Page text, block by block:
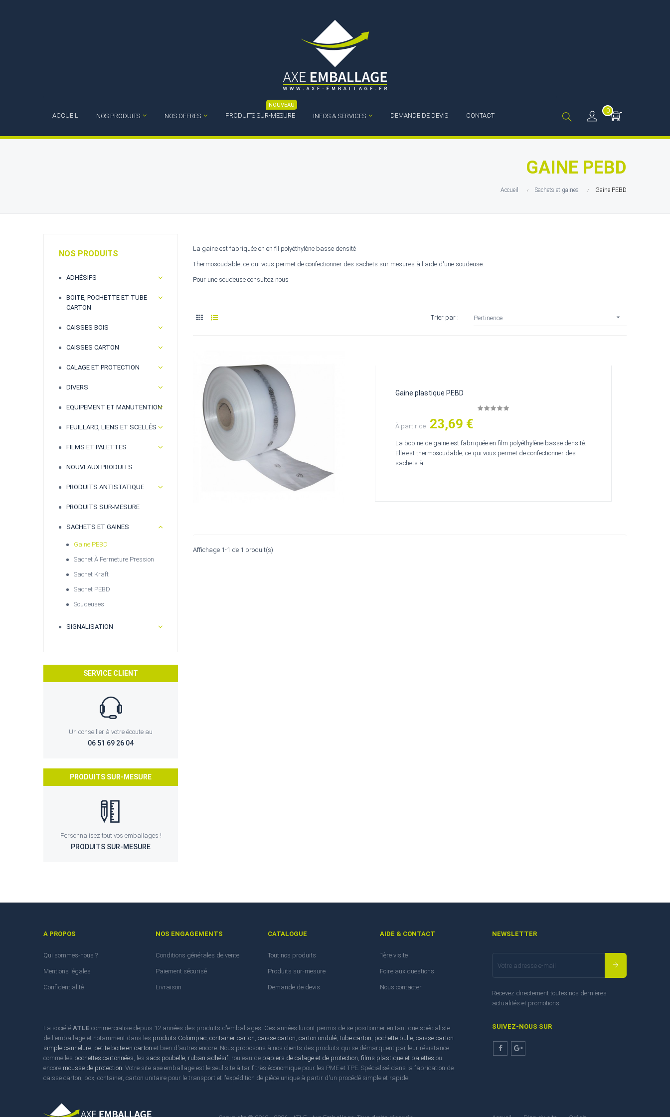
ACCUEIL NOS PRODUITS NOS OFFRES PRODUITS SUR-MESURE
NOUVEAU
INFOS & SERVICES DEMANDE DE DEVIS CONTACT
0
GAINE PEBD
Accueil Sachets et gaines Gaine PEBD
NOS PRODUITS
ADHÉSIFS
BOITE, POCHETTE ET TUBE
CARTON
CAISSES BOIS
CAISSES CARTON
CALAGE ET PROTECTION
DIVERS
EQUIPEMENT ET MANUTENTION
FEUILLARD, LIENS ET SCELLÉS
FILMS ET PALETTES
NOUVEAUX PRODUITS
PRODUITS ANTISTATIQUE
PRODUITS SUR-MESURE
SACHETS ET GAINES
Gaine PEBD
Sachet À Fermeture Pression
Sachet Kraft
Sachet PEBD
Soudeuses
SIGNALISATION
SERVICE CLIENT
Un conseiller à votre écoute au
06 51 69 26 04
PRODUITS SUR-MESURE
Personnalisez tout vos emballages !
PRODUITS SUR-MESURE
La gaine est fabriquée en en fil polyéthylène basse densité
Thermosoudable, ce qui vous permet de confectionner des sachets sur mesures à l'aide d'une soudeuse.
Pour une soudeuse consultez nous
Trier par : Pertinence 
Gaine plastique PEBD
À partir de Prix
23,69 €
La bobine de gaine est fabriquée en film polyéthylène basse densité.
Elle est thermosoudable, ce qui vous permet de confectionner des
sachets à...
Affichage 1-1 de 1 produit(s)
A PROPOS
Qui sommes-nous ?
Mentions légales
Confidentialité
NOS ENGAGEMENTS
Conditions générales de vente
Paiement sécurisé
Livraison
CATALOGUE
Tout nos produits
Produits sur-mesure
Demande de devis
AIDE & CONTACT
1ère visite
Foire aux questions
Nous contacter
NEWSLETTER
Recevez directement toutes nos dernières
actualités et promotions.
La société ATLE commercialise depuis 12 années des produits d'emballages. Ces années lui ont permis de se positionner en tant que spécialiste
de l'emballage et notamment dans les produits Colompac, container carton, caisse carton, carton ondulé, tube carton, pochette bulle, caisse carton
simple cannelure, petite boite en carton et bien d'autres encore. Nous proposons à nos clients des produits qui se démarquent par leur résistance
comme les pochettes cartonnées, les sacs poubelle, ruban adhésif, rouleau de papiers de calage et de protection, films plastique et palettes ou
encore mousse de protection. Votre site axe emballage est le seul site à tarif très économique pour les PME et TPE. Spécialisé dans la fabrication de
caisse carton, box, container, carton unitaire pour le transport et l'expédition de pièce unique à partir d'un procédé simple et rapide.
SUIVEZ-NOUS SUR
Facebook